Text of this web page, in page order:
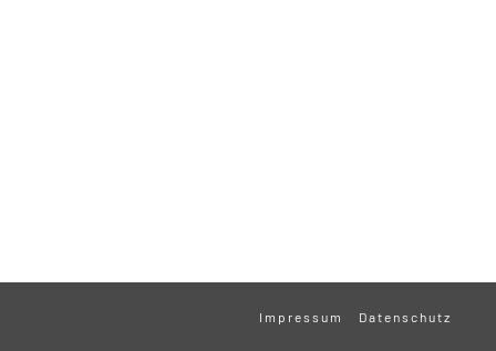
Impressum Datenschutz